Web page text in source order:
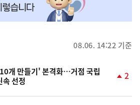
08.06. 14:22 기준
개 만들기' 본격화…거점 국립
속 선정
2